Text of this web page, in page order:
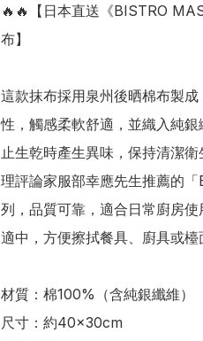
🔥🔥【日本直送《BISTRO
布】
這款抹布採用泉州後晒棉布製
性，觸感柔軟舒適，並織入純
止生乾時產生異味，保持清潔
理評論家服部幸應先生推薦的
列，品質可靠，適合日常廚房
適中，方便擦拭餐具、廚具或檯
材質：棉100%（含純銀纖維）
尺寸：約40×30cm